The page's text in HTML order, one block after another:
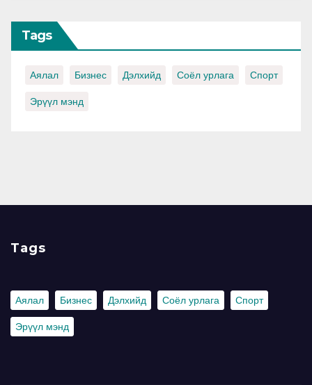
Tags
Аялал Бизнес Дэлхийд Соёл урлага Спорт
Эрүүл мэнд
Tags
Аялал Бизнес Дэлхийд Соёл урлага Спорт
Эрүүл мэнд